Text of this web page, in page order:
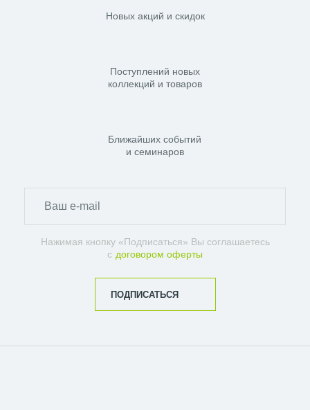
Новых акций и скидок
Поступлений новых
коллекций и товаров
Ближайших событий
и семинаров
Нажимая кнопку «Подписаться» Вы соглашаетесь
с договором оферты
ПОДПИСАТЬСЯ